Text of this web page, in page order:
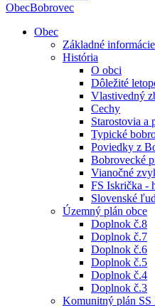
ObecBobrovec
Obec
Základné informácie
História
O obci
Dôležité
Vlastivedný
Cechy
Starostovia a
Typické
Poviedky z
Bobrovecké
Vianočné
FS Iskrička -
Slovenské
Územný plán obce
Doplnok č.8
Doplnok č.7
Doplnok č.6
Doplnok č.5
Doplnok č.4
Doplnok č.3
Komunitný plán SS